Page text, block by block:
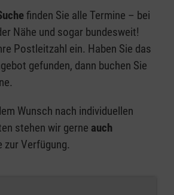
finden Sie alle Termine – bei
Nähe und sogar bundesweit!
Postleitzahl ein. Haben Sie das
gefunden, dann buchen Sie
Wunsch nach individuellen
stehen wir gerne auch
zur Verfügung.